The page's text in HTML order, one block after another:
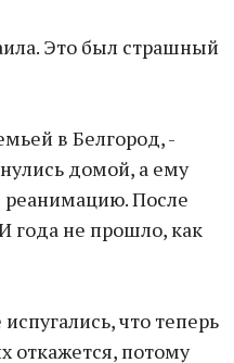
Это был страшный
в Белгород, -
домой, а ему
реанимацию. После
года не прошло, как
что теперь
откажется, потому